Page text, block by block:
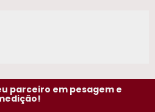
parceiro em pesagem e